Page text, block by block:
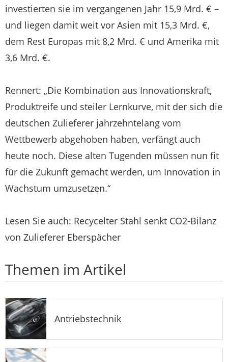
investierten sie im vergangenen Jahr 15,9 Mrd. € –
und liegen damit weit vor Asien mit 15,3 Mrd. €,
dem Rest Europas mit 8,2 Mrd. € und Amerika mit
3,6 Mrd. €.
Rennert: „Die Kombination aus Innovationskraft,
Produktreife und steiler Lernkurve, mit der sich die
deutschen Zulieferer jahrzehntelang vom
Wettbewerb abgehoben haben, verfängt auch
heute noch. Diese alten Tugenden müssen nun fit
für die Zukunft gemacht werden, um Innovation in
Wachstum umzusetzen.“
Lesen Sie auch: Recycelter Stahl senkt CO2-Bilanz
von Zulieferer Eberspächer
Themen im Artikel
Antriebstechnik